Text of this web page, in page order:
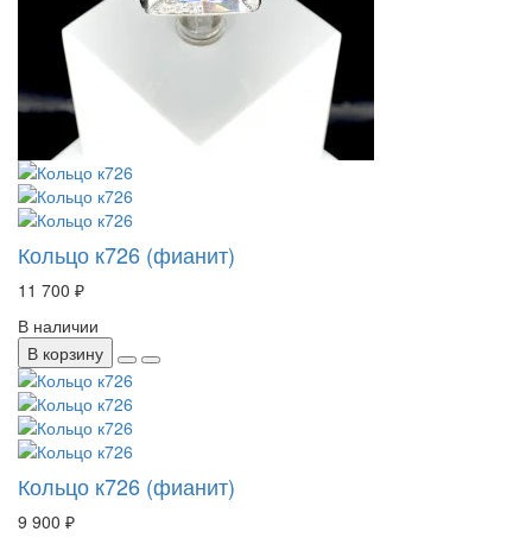
Кольцо к726 (фианит)
11 700 ₽
В наличии
В корзину
Кольцо к726 (фианит)
9 900 ₽